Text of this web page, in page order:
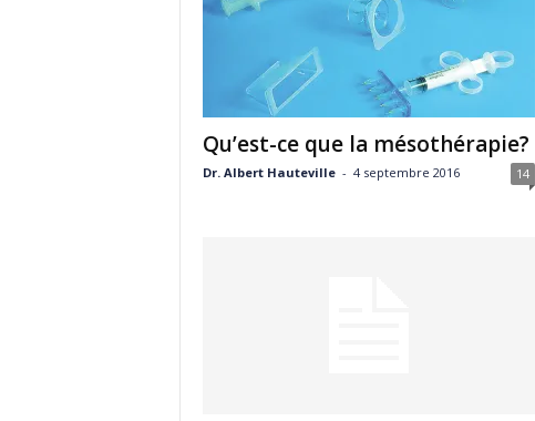
Qu’est-ce que la mésothérapie?
Dr. Albert Hauteville - 4 septembre 2016 14